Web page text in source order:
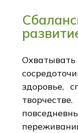
здоровье,